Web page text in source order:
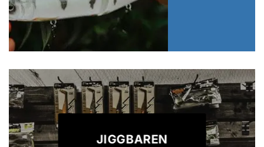
JIGGBAREN